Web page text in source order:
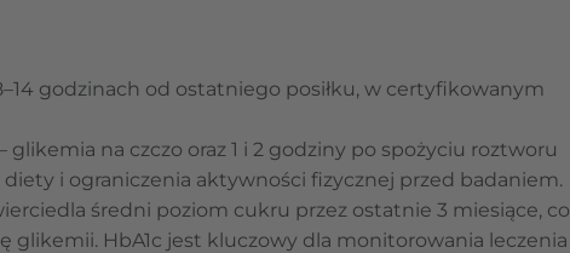
godzinach od ostatniego posiłku, w certyfikowanym
glikemia na czczo oraz 1 i 2 godziny po spożyciu roztworu
i ograniczenia aktywności fizycznej przed badaniem.
średni poziom cukru przez ostatnie 3 miesiące, co
glikemii. HbA1c jest kluczowy dla monitorowania leczenia